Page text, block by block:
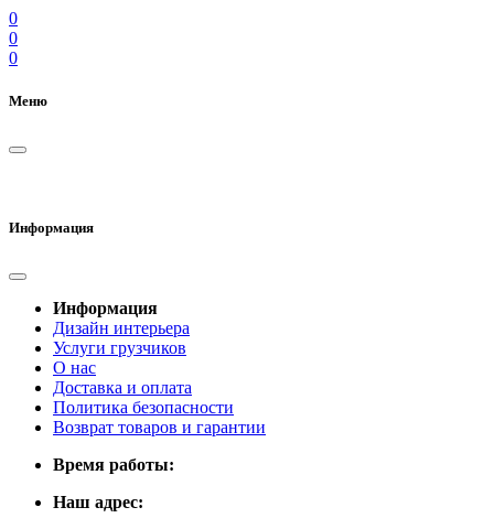
0
0
0
Меню
Информация
Информация
Дизайн интерьера
Услуги грузчиков
О нас
Доставка и оплата
Политика безопасности
Возврат товаров и гарантии
Время работы:
Наш адрес: